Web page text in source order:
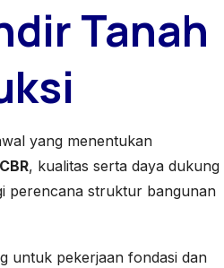
Tanah
yang menentukan
, kualitas serta daya dukung
perencana struktur bangunan
untuk pekerjaan fondasi dan